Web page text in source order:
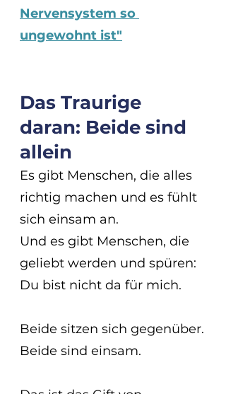
Nervensystem so
ungewohnt ist"
Das Traurige
daran: Beide sind
allein
Es gibt Menschen, die alles
richtig machen und es fühlt
sich einsam an.
Und es gibt Menschen, die
geliebt werden und spüren:
Du bist nicht da für mich.
Beide sitzen sich gegenüber.
Beide sind einsam.